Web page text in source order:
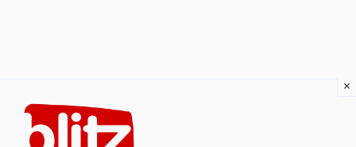
content
×